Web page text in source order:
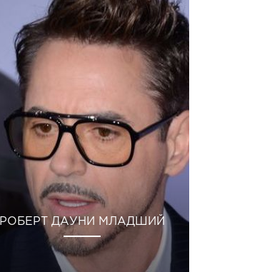
РОБЕРТ ДАУНИ МЛАДШИЙ